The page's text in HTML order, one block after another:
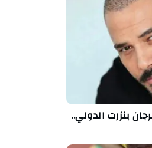
بنزرت الدولي..